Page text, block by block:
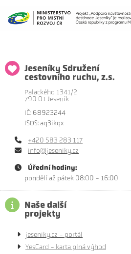
Jeseníky Sdružení
cestovního ruchu, z.s.
Palackého 1341/2
790 01 Jeseník
IČ: 68923244
ISDS: aq3ikqx
+420 583 283 117
info@jeseniky.cz
Úřední hodiny:
pondělí až pátek 08:00 - 16:00
Naše další
projekty
jeseniky.cz - portál
YesCard - karta plná výhod